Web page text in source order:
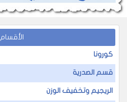
الأقسام
كورونا
قسم الصدرية
الريجيم وتخفيف الوزن